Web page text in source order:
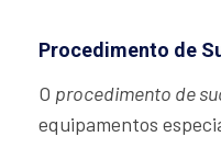
Procedimento de
O procedimento de
equipamentos